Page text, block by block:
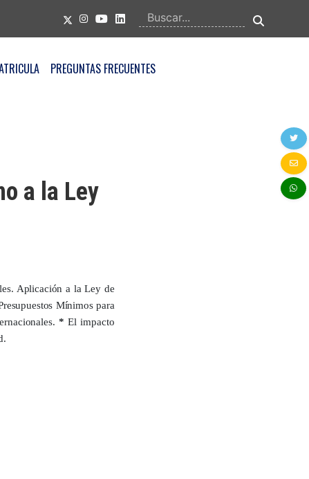
PREGUNTAS FRECUENTES
a la Ley
Aplicación a la Ley de
Mínimos para
* El impacto
.